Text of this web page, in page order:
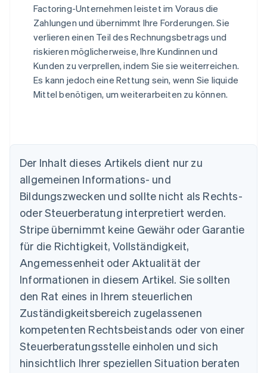
Factoring-Unternehmen leistet im Voraus die
Zahlungen und übernimmt Ihre Forderungen. Sie
verlieren einen Teil des Rechnungsbetrags und
riskieren möglicherweise, Ihre Kundinnen und
Kunden zu verprellen, indem Sie sie weiterreichen.
Es kann jedoch eine Rettung sein, wenn Sie liquide
Mittel benötigen, um weiterarbeiten zu können.
Der Inhalt dieses Artikels dient nur zu
allgemeinen Informations- und
Bildungszwecken und sollte nicht als Rechts-
oder Steuerberatung interpretiert werden.
Stripe übernimmt keine Gewähr oder Garantie
für die Richtigkeit, Vollständigkeit,
Angemessenheit oder Aktualität der
Informationen in diesem Artikel. Sie sollten
den Rat eines in Ihrem steuerlichen
Zuständigkeitsbereich zugelassenen
kompetenten Rechtsbeistands oder von einer
Steuerberatungsstelle einholen und sich
hinsichtlich Ihrer speziellen Situation beraten
Australien
English
Belgien
Brasilien
PortuguêsEnglish
Bulgarien
English
Dänemark
English
DeutschEnglish
Estland
English
Festlandchina
简体中文English
Finnland